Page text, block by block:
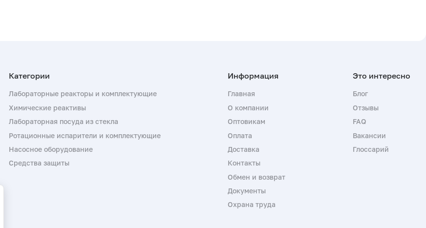
Лабораторные реакторы и комплектующие
Химические реактивы
Лабораторная посуда из стекла
Ротационные испарители и комплектующие
Насосное оборудование
Средства защиты
Главная
О компании
Оптовикам
Оплата
Доставка
Контакты
Обмен и возврат
Документы
Охрана труда
Блог
Отзывы
FAQ
Вакансии
Глоссарий